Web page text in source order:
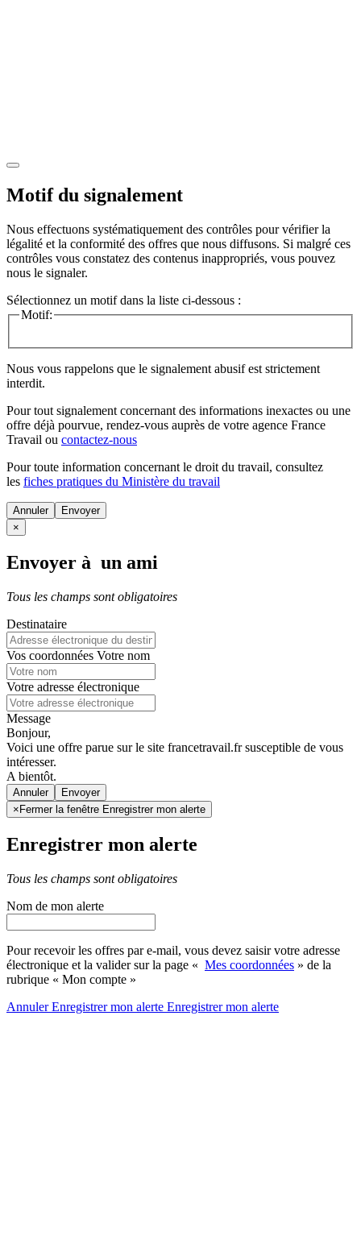
Motif du signalement
Nous effectuons systématiquement des contrôles pour vérifier la
légalité et la conformité des offres que nous diffusons. Si malgré ces
contrôles vous constatez des contenus inappropriés, vous pouvez
nous le signaler.
Sélectionnez un motif dans la liste ci-dessous :
Motif:
Nous vous rappelons que le signalement abusif est strictement
interdit.
Pour tout signalement concernant des informations inexactes ou une
offre déjà pourvue, rendez-vous auprès de votre agence France
Travail ou contactez-nous
Pour toute information concernant le droit du travail, consultez
les fiches pratiques du Ministère du travail
Annuler
×
Envoyer à un ami
Tous les champs sont obligatoires
Destinataire
Vos coordonnées Votre nom
Votre adresse électronique
Message
Bonjour,
Voici une offre parue sur le site francetravail.fr susceptible de vous
intéresser.
A bientôt.
Annuler
× Fermer la fenêtre Enregistrer mon alerte
Enregistrer mon alerte
Tous les champs sont obligatoires
Nom de mon alerte
Pour recevoir les offres par e-mail, vous devez saisir votre adresse
électronique et la valider sur la page « Mes coordonnées » de la
rubrique « Mon compte »
AnnulerEnregistrer mon alerte Enregistrermon alerte